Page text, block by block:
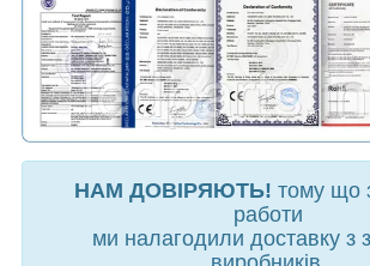
НАМ ДОВІРЯЮТЬ! тому що
работи
ми налагодили доставку з